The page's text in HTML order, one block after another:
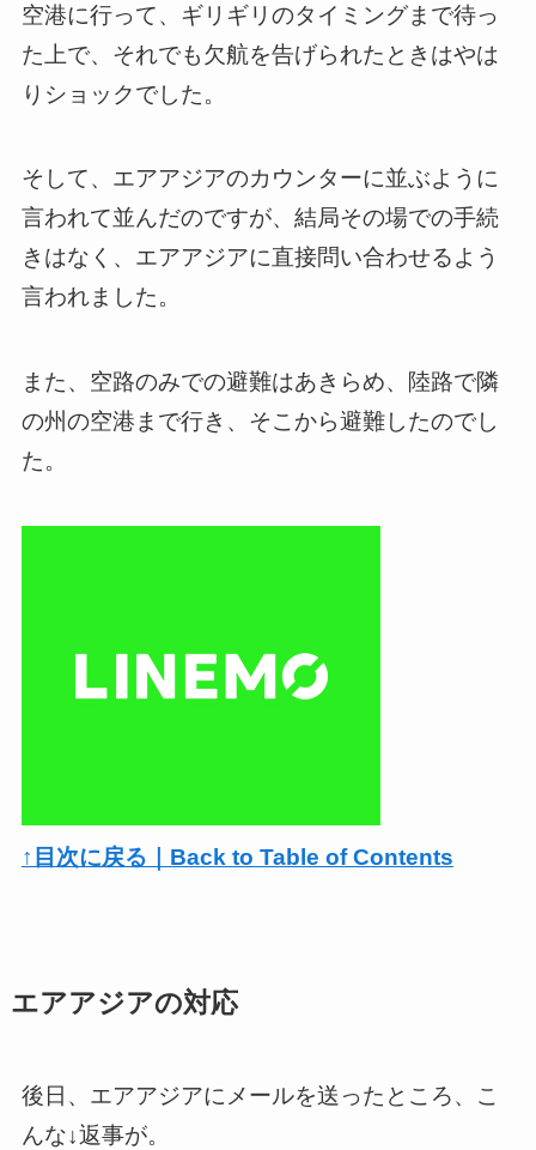
空港に行って、ギリギリのタイミングまで待っ
た上で、それでも欠航を告げられたときはやは
りショックでした。
そして、エアアジアのカウンターに並ぶように
言われて並んだのですが、結局その場での手続
きはなく、エアアジアに直接問い合わせるよう
言われました。
また、空路のみでの避難はあきらめ、陸路で隣
の州の空港まで行き、そこから避難したのでし
た。
↑目次に戻る｜Back to Table of Contents
エアアジアの対応
後日、エアアジアにメールを送ったところ、こ
んな↓返事が。